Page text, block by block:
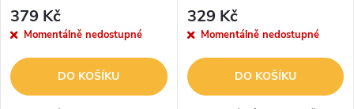
379 Kč
Momentálně nedostupné
DO KOŠÍKU
329 Kč
Momentálně nedostupné
DO KOŠÍKU